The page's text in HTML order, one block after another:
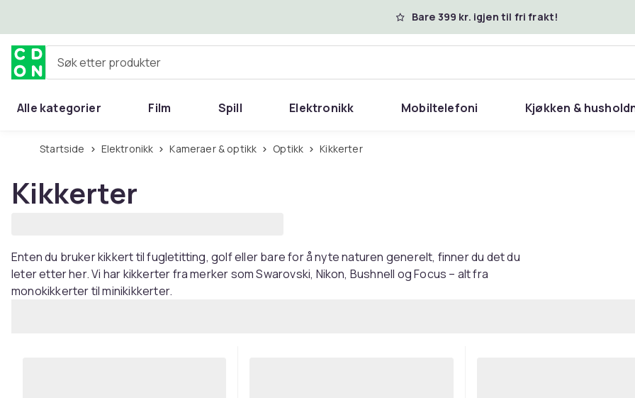
Bare 399 kr. igjen til fri frakt!
Søk etter produkter
Alle kategorier Film Spill Elektronikk Mobiltelefoni Kjøkken &
Startside Elektronikk Kameraer & optikk Optikk Kikkerter
Kikkerter
Enten du bruker kikkert til fugletitting, golf eller bare for å nyte naturen generelt, finner du det du
leter etter her. Vi har kikkerter fra merker som Swarovski, Nikon, Bushnell og Focus – alt fra
monokikkerter til minikikkerter.